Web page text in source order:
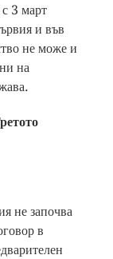
3 март
и във
не може и
на
не започва
в